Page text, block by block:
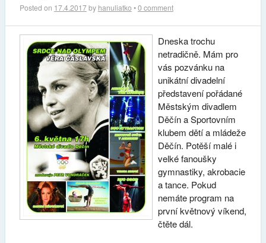
Posted on 17.4.2017by hanuliatko •0 comment
Dneska trochu
netradičně. Mám pro
vás pozvánku na
unikátní divadelní
představení pořádané
Městským divadlem
Děčín a Sportovním
klubem dětí a mládeže
Děčín. Potěší malé i
velké fanoušky
gymnastiky, akrobacie
a tance. Pokud
nemáte program na
první květnový víkend,
čtěte dál.